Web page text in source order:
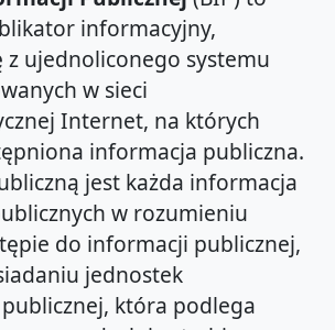
informacyjny,
z ujednoliconego systemu
w sieci
Internet, na których
informacja publiczna.
jest każda informacja
w rozumieniu
do informacji publicznej,
jednostek
która podlega